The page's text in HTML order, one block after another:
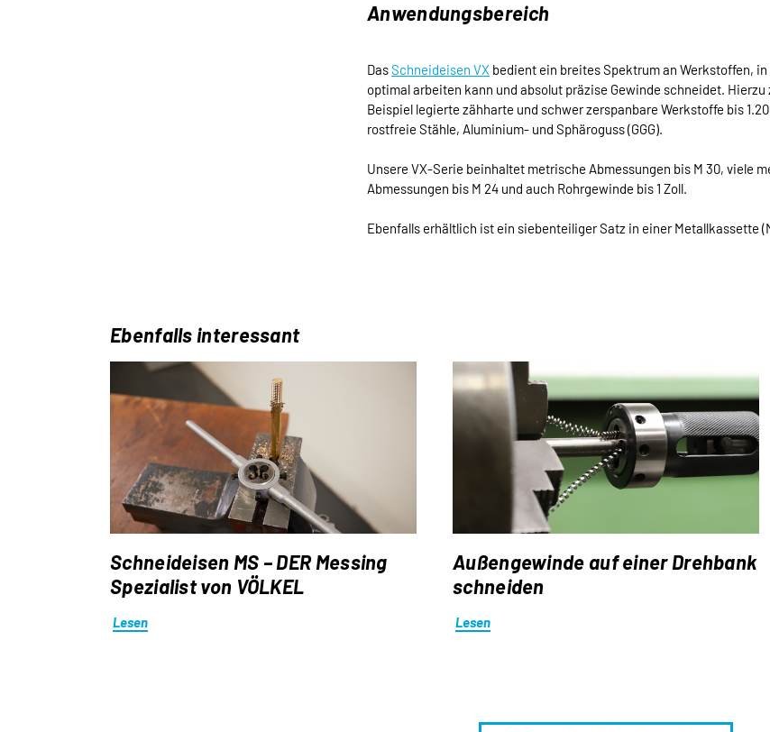
Anwendungsbereich
DasSchneideisen VX bedient ein breites Spektrum an Werkstoffen, in
optimal arbeiten kann und absolut präzise Gewinde schneidet. Hierzu
Beispiel legierte zähharte und schwer zerspanbare Werkstoffe bis
rostfreie Stähle, Aluminium- und Sphäroguss (GGG).
Unsere VX-Serie beinhaltet metrische Abmessungen bis M 30, viele
Abmessungen bis M 24 und auch Rohrgewinde bis 1 Zoll.
Ebenfalls erhältlich ist ein siebenteiliger Satz in einer Metallkassette
Ebenfalls interessant
Schneideisen MS – DER Messing
Spezialist von VÖLKEL
Lesen
Außengewinde auf einer Drehbank
schneiden
Lesen